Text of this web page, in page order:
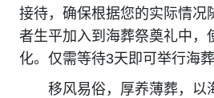
接待，确保根据您的实际情况
者生平加入到海葬祭奠礼中，
化。仅需等待3天即可举行海葬
移风易俗，厚养薄葬，以海